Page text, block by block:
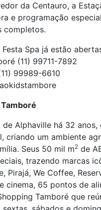
da Centauro, a
e programação
completos.
Festa Spa já estão
(11) 99711-7892
99989-6610
de Alphaville há 32
criando um ambiente
Seus 50 mil m2 de
trazendo marcas
Pirajá, We Coffee,
cinema, 65 pontos de
Tamboré que